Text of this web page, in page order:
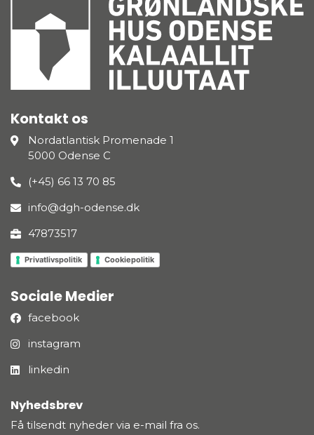
Kontakt os
Nordatlantisk Promenade 1
5000 Odense C
(+45) 66 13 70 85
info@dgh-odense.dk
47873517
Privatlivspolitik Cookiepolitik
Sociale Medier
facebook
instagram
linkedin
Nyhedsbrev
Få tilsendt nyheder via e-mail fra os.